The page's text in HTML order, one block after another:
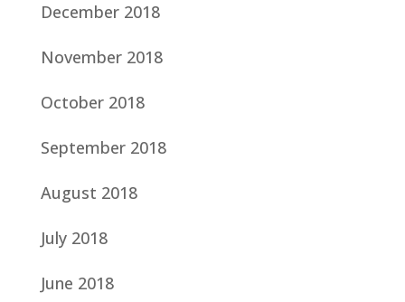
December 2018
November 2018
October 2018
September 2018
August 2018
July 2018
June 2018